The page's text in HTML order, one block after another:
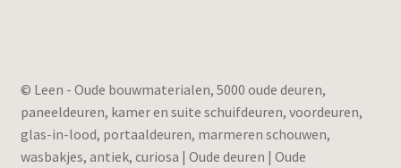
© Leen - Oude bouwmaterialen, 5000 oude deuren,
paneeldeuren, kamer en suite schuifdeuren, voordeuren,
glas-in-lood, portaaldeuren, marmeren schouwen,
wasbakjes, antiek, curiosa | Oude deuren | Oude